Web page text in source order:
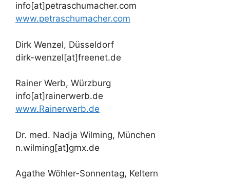
info[at]petraschumacher.com
www.petraschumacher.com
Dirk Wenzel, Düsseldorf
dirk-wenzel[at]freenet.de
Rainer Werb, Würzburg
info[at]rainerwerb.de
www.Rainerwerb.de
Dr. med. Nadja Wilming, München
n.wilming[at]gmx.de
Agathe Wöhler-Sonnentag, Keltern